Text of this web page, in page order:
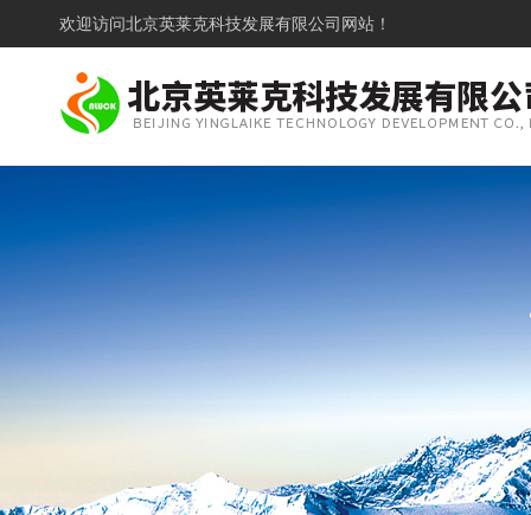
欢迎访问北京英莱克科技发展有限公司网站！